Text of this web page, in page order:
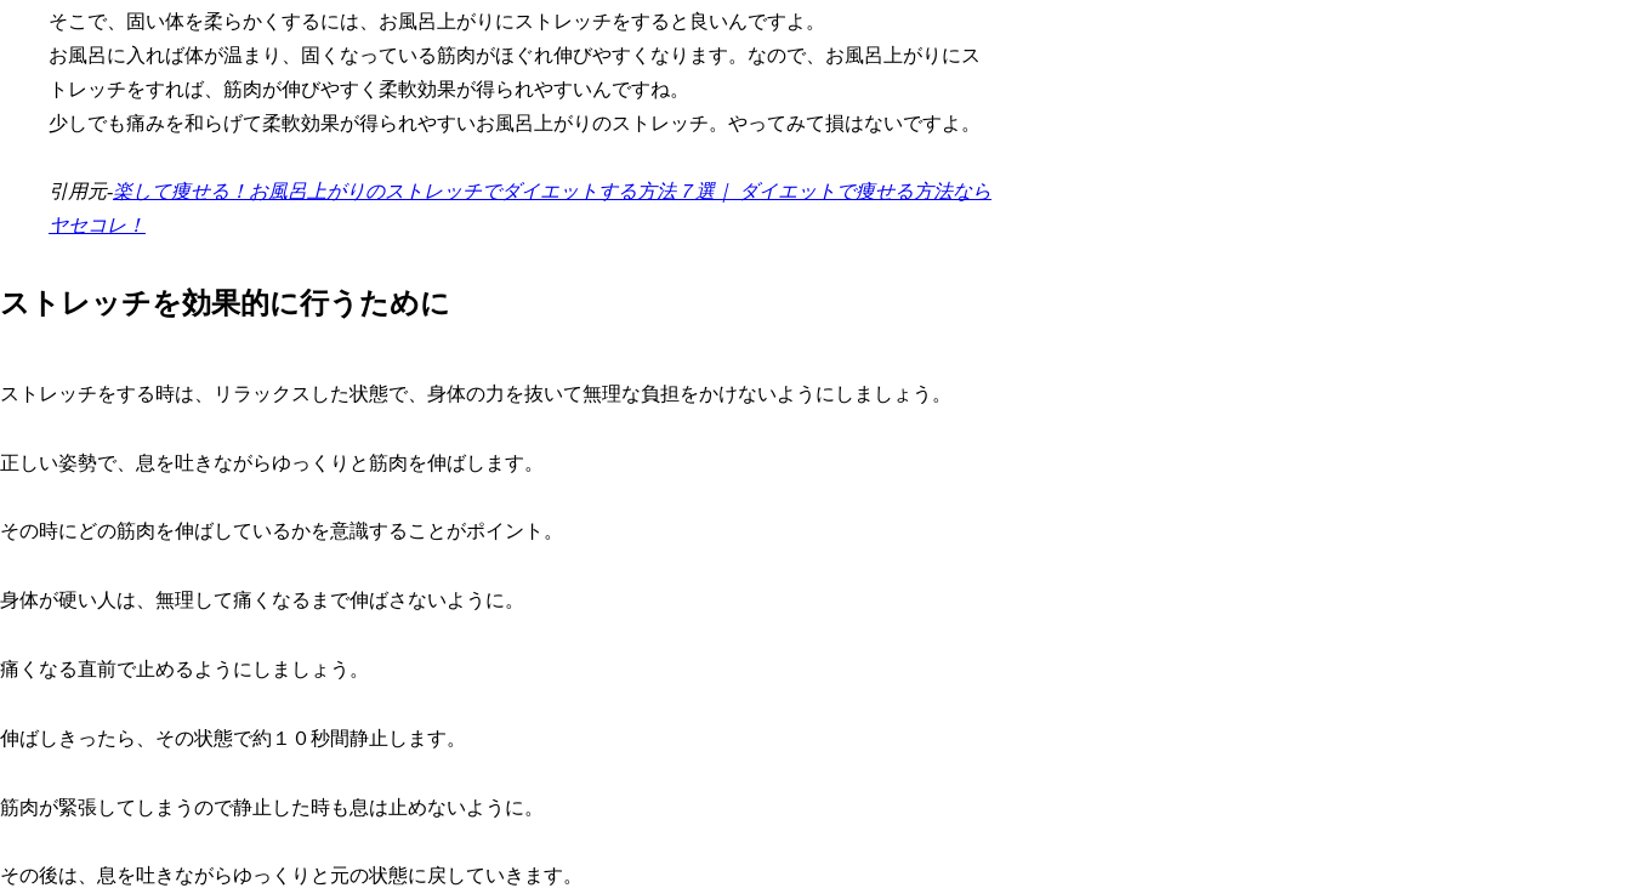
そこで、固い体を柔らかくするには、お風呂上がりにストレッチをすると良いんですよ。
お風呂に入れば体が温まり、固くなっている筋肉がほぐれ伸びやすくなります。なので、お風呂上がりにス
トレッチをすれば、筋肉が伸びやすく柔軟効果が得られやすいんですね。
少しでも痛みを和らげて柔軟効果が得られやすいお風呂上がりのストレッチ。やってみて損はないですよ。
引用元-楽して痩せる！お風呂上がりのストレッチでダイエットする方法７選｜ ダイエットで痩せる方法なら
ヤセコレ！
ストレッチを効果的に行うために
ストレッチをする時は、リラックスした状態で、身体の力を抜いて無理な負担をかけないようにしましょう。
正しい姿勢で、息を吐きながらゆっくりと筋肉を伸ばします。
その時にどの筋肉を伸ばしているかを意識することがポイント。
身体が硬い人は、無理して痛くなるまで伸ばさないように。
痛くなる直前で止めるようにしましょう。
伸ばしきったら、その状態で約１０秒間静止します。
筋肉が緊張してしまうので静止した時も息は止めないように。
その後は、息を吐きながらゆっくりと元の状態に戻していきます。